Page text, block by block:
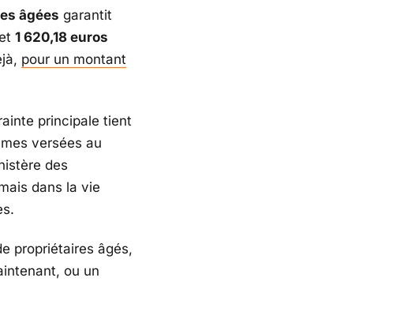
âgées garantit
1 620,18 euros
pour un montant
principale tient
versées au
des
dans la vie
propriétaires âgés,
ou un